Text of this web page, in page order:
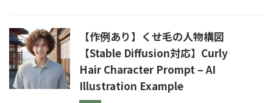
【作例あり】くせ毛の人物構図
【Stable Diffusion対応】Curly
Hair Character Prompt – AI
Illustration Example